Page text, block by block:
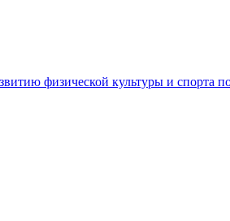
физической культуры и спорта